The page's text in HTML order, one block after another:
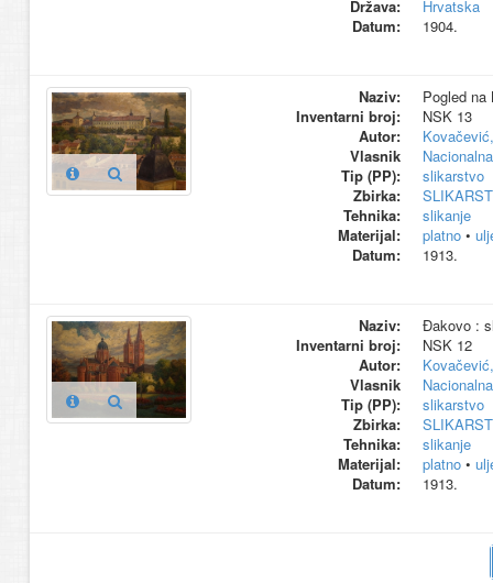
Država:
Hrvatska
Datum:
1904.
Naziv:
Pogled na
Inventarni broj:
NSK 13
Autor:
Vlasnik
Tip (PP):
slikarstvo
Zbirka:
Tehnika:
slikanje
Materijal:
platno•
Datum:
1913.
Naziv:
Đakovo :
Inventarni broj:
NSK 12
Autor:
Vlasnik
Tip (PP):
slikarstvo
Zbirka:
Tehnika:
slikanje
Materijal:
platno•
Datum:
1913.